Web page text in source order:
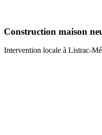
Construction maison
Intervention locale à Listrac-